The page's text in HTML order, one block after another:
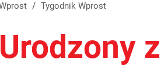
Wprost / Tygodnik Wprost
Urodzony